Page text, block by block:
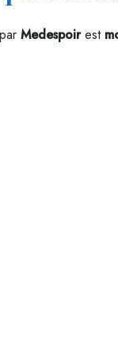
Medespoirest